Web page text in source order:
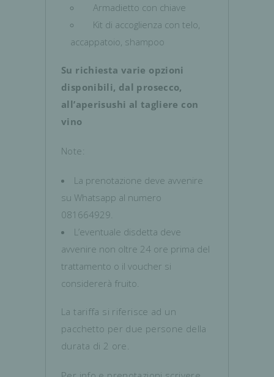
Armadietto con chiave
Kit di accoglienza con telo,
accappatoio, shampoo
Su richiesta varie opzioni
disponibili, dal prosecco,
all’aperisushi al tagliere con
vino
Note:
La prenotazione deve avvenire
su Whatsapp al numero
081664929.
L’eventuale disdetta deve
avvenire non oltre 24 ore prima del
trattamento o il voucher si
considererà fruito.
La tariffa si riferisce ad un
pacchetto per due persone della
durata di 2 ore.